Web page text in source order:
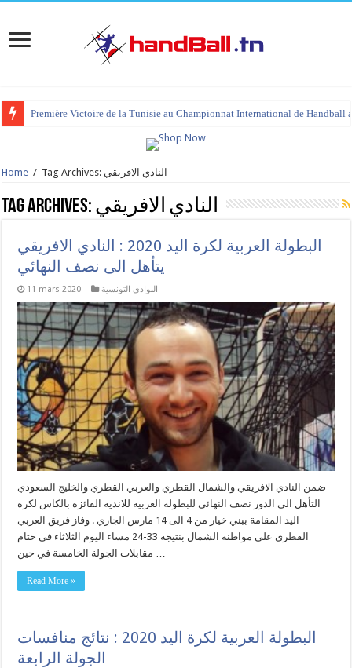
Première Victoire de la Tunisie au Championnat International de Handball
tournoi international Hammamet 2023 : programme et liste des joueurs
Home / Tag Archives: النادي الافريقي
Tag Archives: النادي الافريقي
البطولة العربية لكرة اليد 2020 : النادي الافريقي
يتأهل الى نصف النهائي
11 mars 2020 النوادي التونسية
ضمن النادي الافريقي والشمال القطري والعربي القطري والخليج السعودي
التأهل الى الدور نصف النهائي للبطولة العربية للاندية الفائزة بالكاس لكرة
اليد المقامة ببني خيار من 4 الى 14 مارس الجاري . وفاز فريق العربي
القطري على مواطنه الشمال بنتيجة 33-24 مساء اليوم الثلاثاء في ختام
Read More »
البطولة العربية لكرة اليد 2020 : نتائج منافسات
الجولة الرابعة